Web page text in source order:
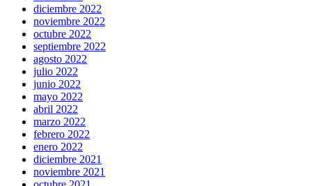
diciembre 2022
noviembre 2022
octubre 2022
septiembre 2022
agosto 2022
julio 2022
junio 2022
mayo 2022
abril 2022
marzo 2022
febrero 2022
enero 2022
diciembre 2021
noviembre 2021